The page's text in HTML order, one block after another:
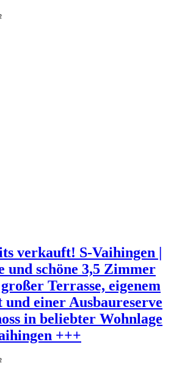
verkauft! S-Vaihingen |
schöne 3,5 Zimmer
Terrasse, eigenem
einer Ausbaureserve
in beliebter Wohnlage
+++